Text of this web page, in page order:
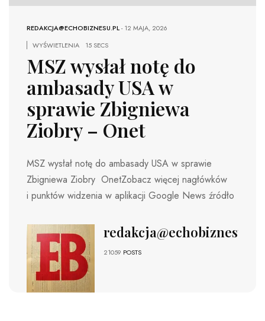
REDAKCJA@ECHOBIZNESU.PL-12 MAJA, 2026
WYŚWIETLENIA
15 SECS
MSZ wysłał notę do
ambasady USA w
sprawie Zbigniewa
Ziobry – Onet
MSZ wysłał notę do ambasady USA w sprawie
Zbigniewa Ziobry OnetZobacz więcej nagłówków
i punktów widzenia w aplikacji Google News źródło
redakcja@echobiznesu.pl
21059 POSTS